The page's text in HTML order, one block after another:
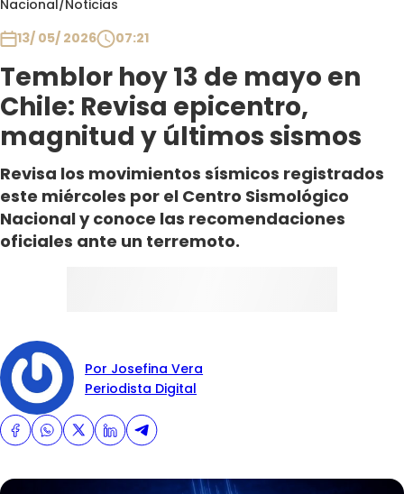
Nacional/Noticias
13/ 05/ 2026
07:21
Temblor hoy 13 de mayo en
Chile: Revisa epicentro,
magnitud y últimos sismos
Revisa los movimientos sísmicos registrados
este miércoles por el Centro Sismológico
Nacional y conoce las recomendaciones
oficiales ante un terremoto.
Por Josefina Vera
Periodista Digital
Club De La Comedia
Contigo en Directo
Plan Perfecto
El Tiempo
Sabingo
Todos Los Programas